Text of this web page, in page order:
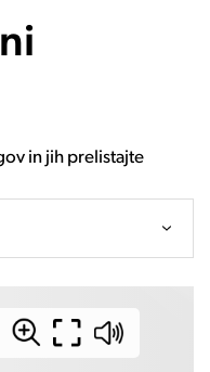
in jih prelistajte